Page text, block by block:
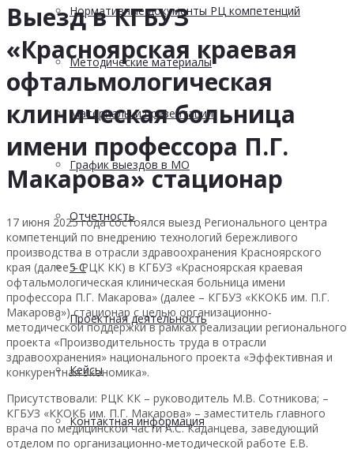
Нормативные документы РЦ компетенций
Методические материалы
Материалы и презентации
График выездов в МО
Отчетность
5 С
Проектная деятельность
Кейсы
Контактная информация
Выезд в КГБУЗ
«Красноярская краевая
офтальмологическая
клиническая больница
имени профессора П.Г.
Макарова» cтационар
17 июня 2025 года состоялся выезд Регионального центра
компетенций по внедрению технологий бережливого
производства в отрасли здравоохранения Красноярского
края (далее – РЦК КК) в КГБУЗ «Красноярская краевая
офтальмологическая клиническая больница имени
профессора П.Г. Макарова» (далее – КГБУЗ «ККОКБ им. П.Г.
Макарова») стационар с целью организационно-
методической поддержки в рамках реализации регионального
проекта «Производительность труда в отрасли
здравоохранения» национального проекта «Эффективная и
конкурентная экономика».
Присутствовали: РЦК КК – руководитель М.В. Сотникова; –
КГБУЗ «ККОКБ им. П.Г. Макарова» – заместитель главного
врача по медицинской части А.С. Каданцева, заведующий
отделом по организационно-методической работе Е.В.